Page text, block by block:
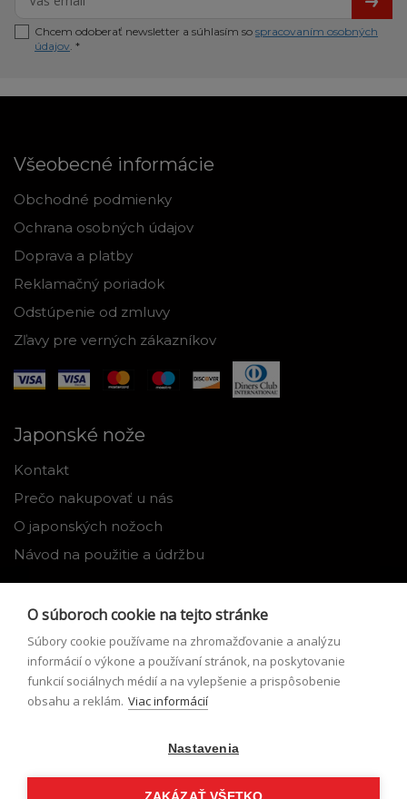
Chcem odoberať newsletter a súhlasím so spracovaním osobných
údajov. *
Všeobecné informácie
Obchodné podmienky
Ochrana osobných údajov
Doprava a platby
Reklamačný poriadok
Odstúpenie od zmluvy
Zľavy pre verných zákazníkov
Japonské nože
Kontakt
Prečo nakupovať u nás
O japonských nožoch
Návod na použitie a údržbu
Môj profil
Zabudnuté heslo
Formulár pre odstúpenie od zmluvy
O súboroch cookie na tejto stránke
Súbory cookie používame na zhromažďovanie a analýzu
informácií o výkone a používaní stránok, na poskytovanie
funkcií sociálnych médií a na vylepšenie a prispôsobenie
obsahu a reklám. Viac informácií
Nastavenia